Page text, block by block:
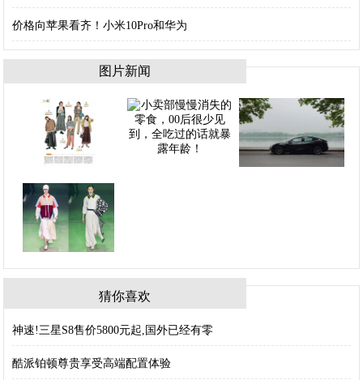
价格向苹果看齐！小米10Pro和华为
图片新闻
猜你喜欢
神速!三星S8售价5800元起,国外已经有零
酷派铂顿尊贵享受高端配置体验